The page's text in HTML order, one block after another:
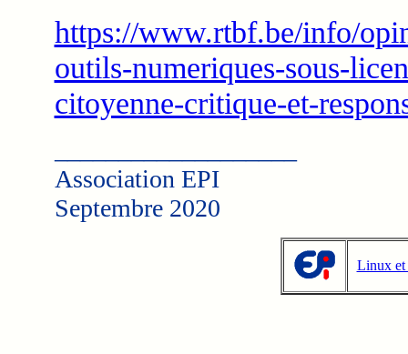
https://www.rtbf.be/info/
outils-numeriques-sous-
citoyenne-critique-et-
Association EPI
Septembre 2020
Linux et